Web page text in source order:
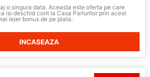
o singura data. Aceasta este oferta pe care
isi deschid cont la Casa Pariurilor prin acest
lejer bonus de pe piata.
INCASEAZA